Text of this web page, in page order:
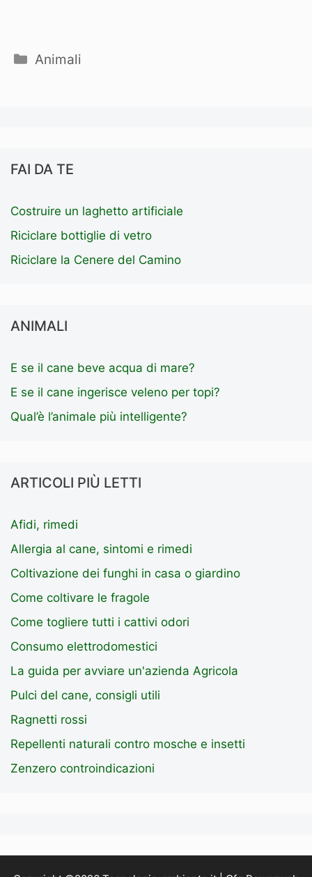
Categorie
Animali
FAI DA TE
Costruire un laghetto artificiale
Riciclare bottiglie di vetro
Riciclare la Cenere del Camino
ANIMALI
E se il cane beve acqua di mare?
E se il cane ingerisce veleno per topi?
Qual’è l’animale più intelligente?
ARTICOLI PIÙ LETTI
Afidi, rimedi
Allergia al cane, sintomi e rimedi
Coltivazione dei funghi in casa o giardino
Come coltivare le fragole
Come togliere tutti i cattivi odori
Consumo elettrodomestici
La guida per avviare un'azienda Agricola
Pulci del cane, consigli utili
Ragnetti rossi
Repellenti naturali contro mosche e insetti
Zenzero controindicazioni